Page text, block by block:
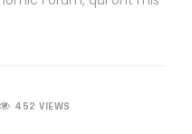
452 VIEWS